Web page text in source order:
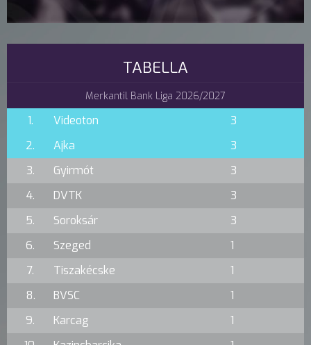
TABELLA
Merkantil Bank Liga 2026/2027
1. Videoton
3
2.
Ajka
3
3.
Gyirmót
3
4.
DVTK
3
5.
Soroksár
3
6.
Szeged
1
7.
Tiszakécske
1
8.
BVSC
1
9.
Karcag
1